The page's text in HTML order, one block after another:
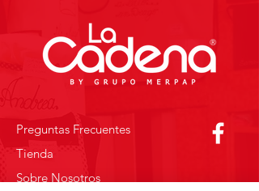
Preguntas Frecuentes
Tienda
Sobre Nosotros